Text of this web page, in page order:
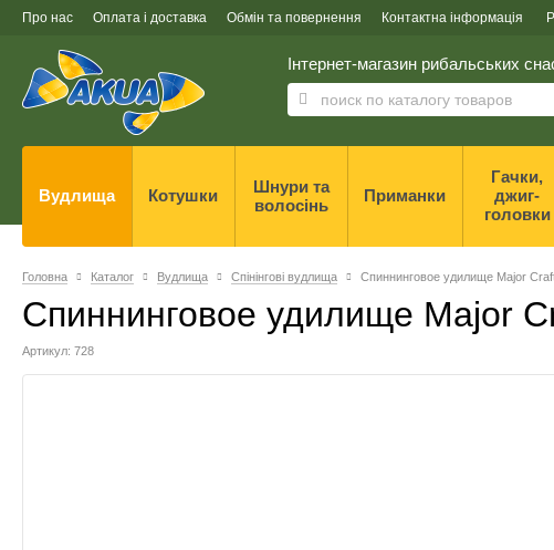
Про нас Оплата і доставка Обмін та повернення Контактна інформація
Інтернет-магазин рибальських
Вудлища Котушки
Шнури та
волосінь
Приманки
Гачки,
джиг-
головки
Головна Каталог Вудлища Спінінгові вудлища Спиннинговое удилище Major
Спиннинговое удилище Major
Артикул: 728